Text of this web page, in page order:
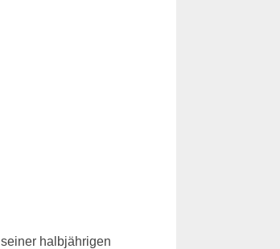
halbjährigen